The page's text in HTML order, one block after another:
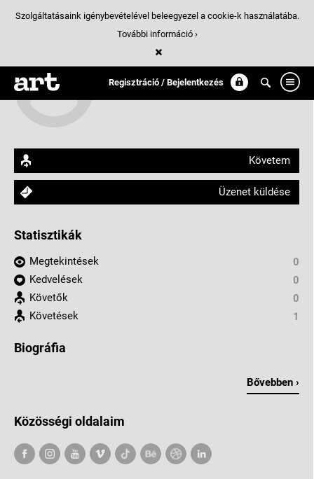
Regisztráció / Bejelentkezés
Al-Hajal Sándor
arthungry.com/al-hajal.sandor
Követem
Üzenet küldése
Statisztikák
Megtekintések
0
Kedvelések
0
Követők
0
Követések
1
Biográfia
Bővebben ›
Közösségi oldalaim
Szolgáltatásaink igénybevételével beleegyezel a cookie-k használatába.
További információ ›